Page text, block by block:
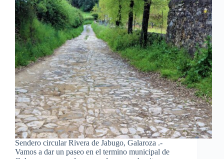
Sendero circular Rivera de Jabugo, Galaroza .-
Vamos a dar un paseo en el termino municipal de